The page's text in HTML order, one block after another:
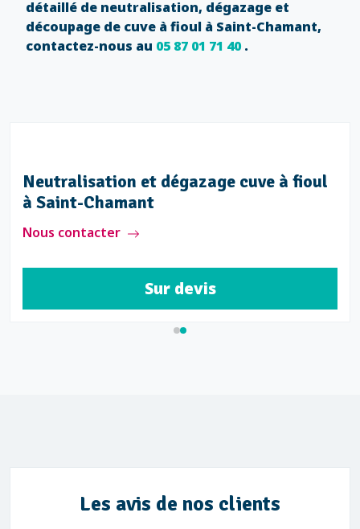
détaillé de neutralisation, dégazage et
découpage de cuve à fioul à Saint-Chamant,
contactez-nous au 05 87 01 71 40.
Neutralisation et dégazage cuve à fioul
à Saint-Chamant
Nous contacter
Sur devis
Les avis de nos clients